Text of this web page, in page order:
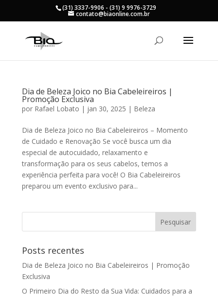
(31) 3337-9906 - (31) 9 9976-3729
contato@biaonline.com.br
Dia de Beleza Joico no Bia Cabeleireiros |
Promoção Exclusiva
por Rafael Lobato | jan 30, 2025 | Beleza
Dia de Beleza Joico no Bia Cabeleireiros – Momento
de Cuidado e Renovação Se você busca um dia
especial de autocuidado, relaxamento e
transformação para os seus cabelos, temos a
experiência perfeita para você! O Bia Cabeleireiros
preparou um evento exclusivo para...
Posts recentes
Dia de Beleza Joico no Bia Cabeleireiros | Promoção
Exclusiva
O Primeiro Dia do Resto da Sua Vida: Cuidados para a